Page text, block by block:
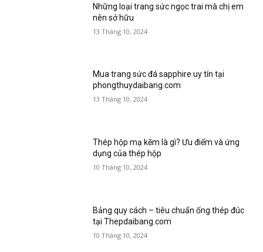
Những loại trang sức ngọc trai mà chị em
nên sở hữu
13 Tháng 10, 2024
Mua trang sức đá sapphire uy tín tại
phongthuydaibang.com
13 Tháng 10, 2024
Thép hộp mạ kẽm là gì? Ưu điểm và ứng
dụng của thép hộp
10 Tháng 10, 2024
Bảng quy cách – tiêu chuẩn ống thép đúc
tại Thepdaibang.com
10 Tháng 10, 2024